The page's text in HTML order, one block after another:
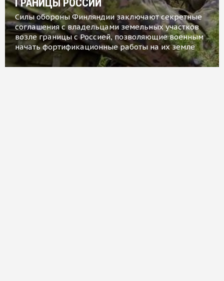
ГРАНИЦЫ РОССИИ
Силы обороны Финляндии заключают секретные
соглашения с владельцами земельных участков
возле границы с Россией, позволяющие военным
начать фортификационные работы на их земле